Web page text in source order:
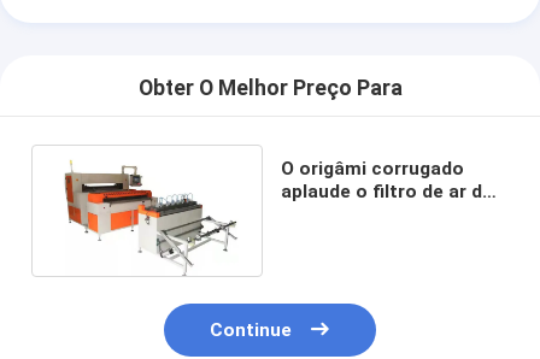
Obter O Melhor Preço Para
O origâmi corrugado
aplaude o filtro de ar do
Continue